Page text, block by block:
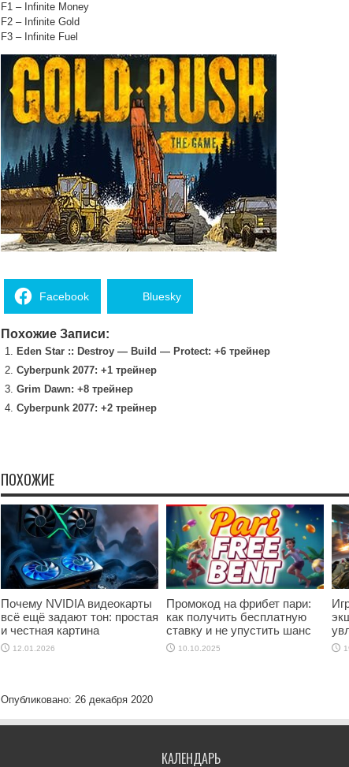
F1 – Infinite Money
F2 – Infinite Gold
F3 – Infinite Fuel
Facebook Bluesky
Похожие Записи:
Eden Star :: Destroy — Build — Protect: +6 трейнер
Cyberpunk 2077: +1 трейнер
Grim Dawn: +8 трейнер
Cyberpunk 2077: +2 трейнер
ПОХОЖИЕ
Почему NVIDIA видеокарты
всё ещё задают тон: простая
и честная картина
12.01.2026
Промокод на фрибет пари:
как получить бесплатную
ставку и не упустить шанс
10.10.2025
Опубликовано: 26 декабря 2020
КАЛЕНДАРЬ